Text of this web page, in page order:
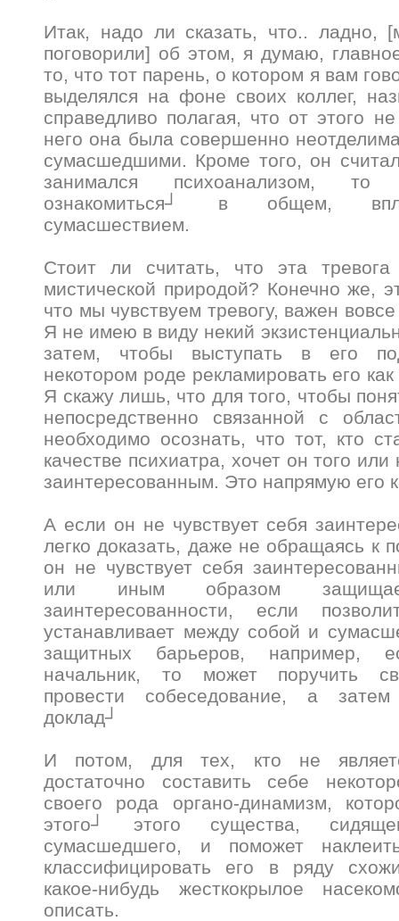
Итак, надо ли сказать, что.. ладно,
поговорили] об этом, я думаю,
то, что тот парень, о котором я вам
выделялся на фоне своих коллег,
справедливо полагая, что от этого
него она была совершенно
сумасшедшими. Кроме того, он
занимался психоанализом, то
ознакомиться┘ в общем,
сумасшествием.
Стоит ли считать, что эта тревога
мистической природой? Конечно же,
что мы чувствуем тревогу, важен
Я не имею в виду некий
затем, чтобы выступать в его
некотором роде рекламировать его
Я скажу лишь, что для того, чтобы
непосредственно связанной с
необходимо осознать, что тот, кто
качестве психиатра, хочет он того или
заинтересованным. Это напрямую его
А если он не чувствует себя
легко доказать, даже не обращаясь к
он не чувствует себя
или иным образом
заинтересованности, если
устанавливает между собой и
защитных барьеров, например,
начальник, то может поручить
провести собеседование, а
доклад┘
И потом, для тех, кто не
достаточно составить себе
своего рода органо-динамизм,
этого┘ этого существа,
сумасшедшего, и поможет
классифицировать его в ряду
какое-нибудь жесткокрылое
описать.